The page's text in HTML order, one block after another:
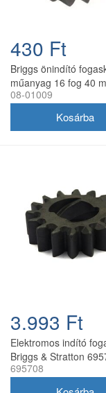
430 Ft
Briggs önindító
műanyag 16 fog 40
08-01009
3.993 Ft
Elektromos indító
Briggs & Stratton
gyári
695708